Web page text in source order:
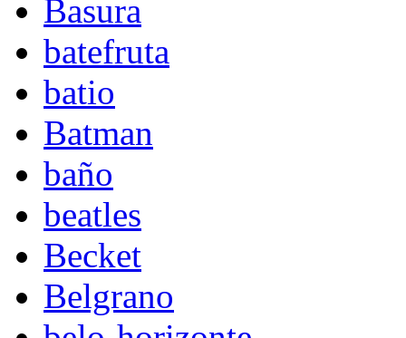
Basura
batefruta
batio
Batman
baño
beatles
Becket
Belgrano